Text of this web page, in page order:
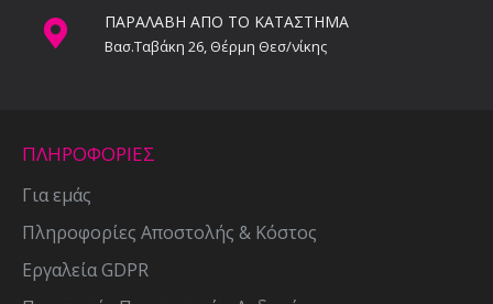
ΠΑΡΑΛΑΒΗ ΑΠΟ ΤΟ ΚΑΤΑΣΤΗΜΑ
Βασ.Ταβάκη 26, Θέρμη Θεσ/νίκης
ΠΛΗΡΟΦΟΡΙΕΣ
Για εμάς
Πληροφορίες Αποστολής & Κόστος
Εργαλεία GDPR